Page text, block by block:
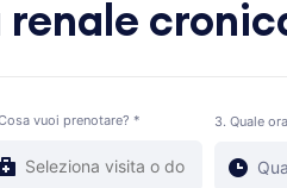
renale
vuoi prenotare? * 3. Quale